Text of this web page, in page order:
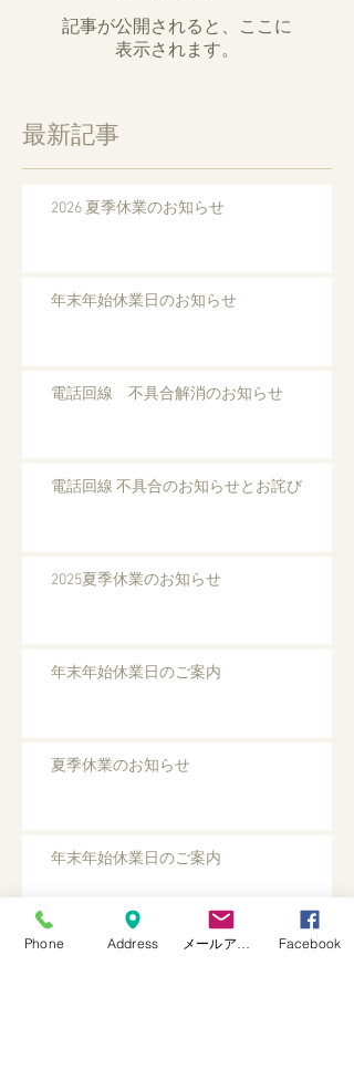
記事が公開されると、ここに
表示されます。
最新記事
2026 夏季休業のお知らせ
年末年始休業日のお知らせ
電話回線 不具合解消のお知らせ
電話回線 不具合のお知らせとお詫び
2025夏季休業のお知らせ
年末年始休業日のご案内
夏季休業のお知らせ
年末年始休業日のご案内
夏季休暇のお知らせ
Phone Address Facebook